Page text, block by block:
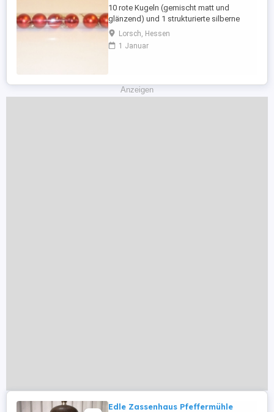
10 rote Kugeln (gemischt matt und
glänzend) und 1 strukturierte silberne
Kugel aus Kunststoff zum Aufhängen an
den Weihnachtsbaum. Durchmesser der
roten Kugeln: ca. 4 cm Durchmesser der
versende ich auch die Ware. Kombination
...
Lorsch, Hessen
1 Januar
Anzeigen
Edle Zassenhaus Pfeffermühle